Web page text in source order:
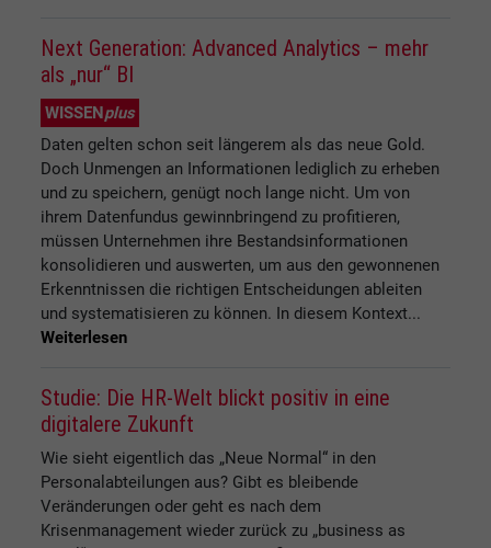
Next Generation: Advanced Analytics – mehr
als „nur“ BI
WISSENplus
Daten gelten schon seit längerem als das neue Gold.
Doch Unmengen an Informationen lediglich zu erheben
und zu speichern, genügt noch lange nicht. Um von
ihrem Datenfundus gewinnbringend zu profitieren,
müssen Unternehmen ihre Bestandsinformationen
konsolidieren und auswerten, um aus den gewonnenen
Erkenntnissen die richtigen Entscheidungen ableiten
und systematisieren zu können. In diesem Kontext...
Weiterlesen
Studie: Die HR-Welt blickt positiv in eine
digitalere Zukunft
Wie sieht eigentlich das „Neue Normal“ in den
Personalabteilungen aus? Gibt es bleibende
Veränderungen oder geht es nach dem
Krisenmanagement wieder zurück zu „business as